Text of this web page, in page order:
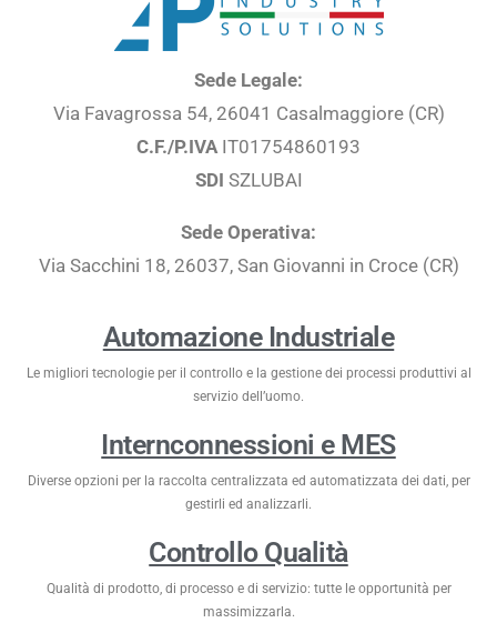
Sede Legale:
Via Favagrossa 54, 26041 Casalmaggiore (CR)
C.F./P.IVA IT01754860193
SDI SZLUBAI
Sede Operativa:
Via Sacchini 18, 26037, San Giovanni in Croce (CR)
Automazione Industriale
Le migliori tecnologie per il controllo e la gestione dei processi produttivi al
servizio dell’uomo.
Internconnessioni e MES
Diverse opzioni per la raccolta centralizzata ed automatizzata dei dati, per
gestirli ed analizzarli.
Controllo Qualità
Qualità di prodotto, di processo e di servizio: tutte le opportunità per
massimizzarla.